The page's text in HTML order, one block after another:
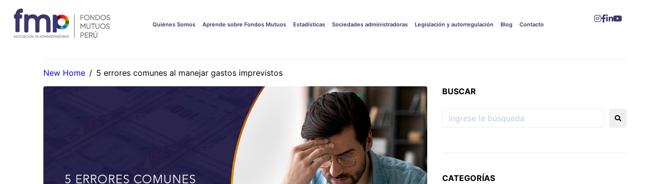
Quiénes Somos Aprende sobre Fondos Mutuos Estadísticas Sociedades administradoras Legislación y autorregulación Blog Contacto
New Home / 5 errores comunes al manejar gastos imprevistos
BUSCAR
CATEGORÍAS